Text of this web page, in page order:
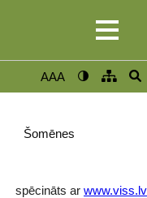
AAA
Šomēnes
spēcināts ar www.viss.lv